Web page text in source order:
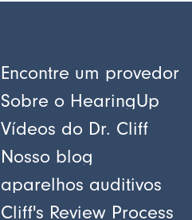
Encontre um provedor
Sobre o HearingUp
Vídeos do Dr. Cliff
Nosso blog
aparelhos auditivos
Cliff's Review Process